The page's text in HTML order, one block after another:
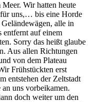
Wir hatten heute
uns,… bis eine Horde
alle in
auf einem
Sorry das heißt glaube
Aus allen Richtungen
von dem Plateau
Frühstückten erst
entstehen der Zeltstadt
uns vorbeikamen.
doch weiter um den